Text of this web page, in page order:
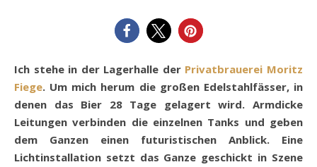
Ich stehe in der Lagerhalle der Privatbrauerei Moritz
Fiege. Um mich herum die großen Edelstahlfässer, in
denen das Bier 28 Tage gelagert wird. Armdicke
Leitungen verbinden die einzelnen Tanks und geben
dem Ganzen einen futuristischen Anblick. Eine
Lichtinstallation setzt das Ganze geschickt in Szene